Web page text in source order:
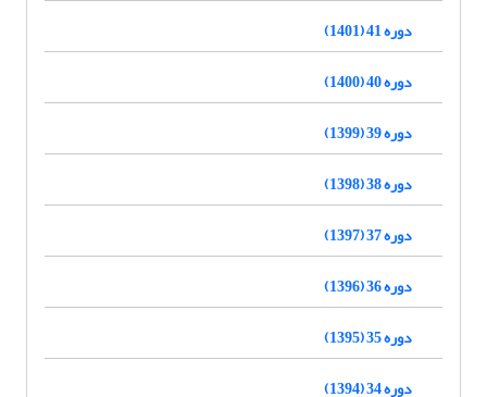
دوره 41 (1401)
دوره 40 (1400)
دوره 39 (1399)
دوره 38 (1398)
دوره 37 (1397)
دوره 36 (1396)
دوره 35 (1395)
دوره 34 (1394)